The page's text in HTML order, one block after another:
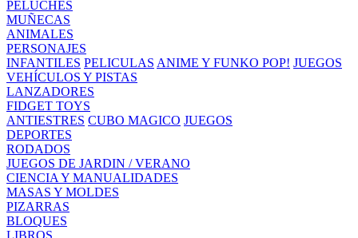
PELUCHES
MUÑECAS
ANIMALES
PERSONAJES
INFANTILES PELICULAS ANIME Y FUNKO POP! JUEGOS
VEHÍCULOS Y PISTAS
LANZADORES
FIDGET TOYS
ANTIESTRES CUBO MAGICO JUEGOS
DEPORTES
RODADOS
JUEGOS DE JARDIN / VERANO
CIENCIA Y MANUALIDADES
MASAS Y MOLDES
PIZARRAS
BLOQUES
LIBROS